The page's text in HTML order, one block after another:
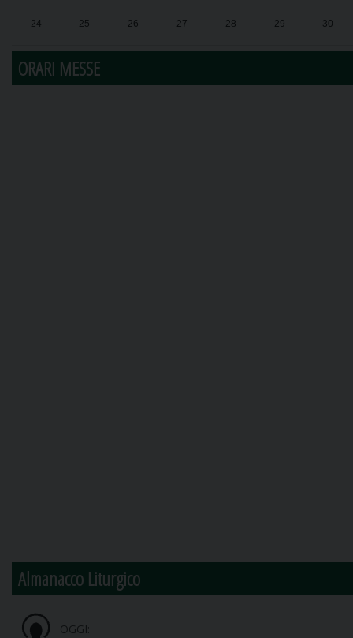
24 25 26 27 28 29 30
31 1 2 3 4 5 6
ORARI MESSE
Almanacco Liturgico
OGGI: